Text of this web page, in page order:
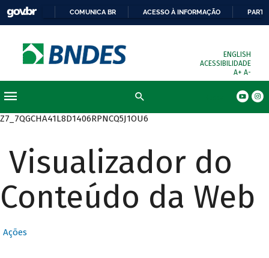
COMUNICA BR ACESSO À INFORMAÇÃO
ENGLISH
ACESSIBILIDADE
A+ A-
Z7_7QGCHA41L8D1406RPNCQ5J1OU6
Visualizador do
Conteúdo da Web
Ações